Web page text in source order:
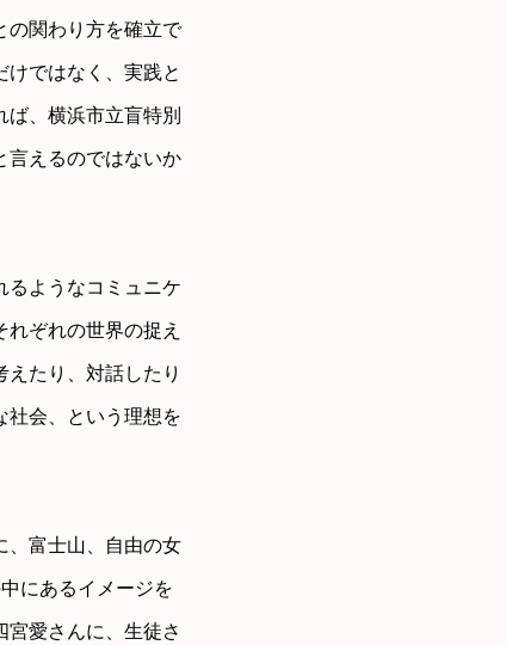
の関わり方を確立で
ではなく、実践と
ば、横浜市立盲特別
言えるのではないか
るようなコミュニケ
ぞれの世界の捉え
たり、対話したり
会、という理想を
、富士山、自由の女
にあるイメージを
愛さんに、生徒さ